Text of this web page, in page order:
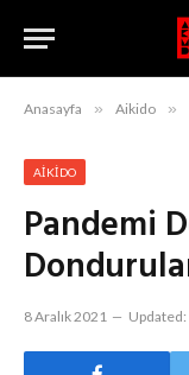
Anasayfa » Aikido »
AIKIDO
Pandemi
8 Aralık 2021 Updated: